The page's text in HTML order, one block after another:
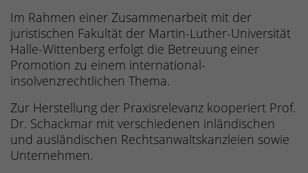
Im Rahmen einer Zusammenarbeit mit der
juristischen Fakultät der Martin-Luther-Universität
Halle-Wittenberg erfolgt die Betreuung einer
Promotion zu einem international-
insolvenzrechtlichen Thema.
Zur Herstellung der Praxisrelevanz kooperiert Prof.
Dr. Schackmar mit verschiedenen inländischen
und ausländischen Rechtsanwaltskanzleien sowie
Unternehmen.